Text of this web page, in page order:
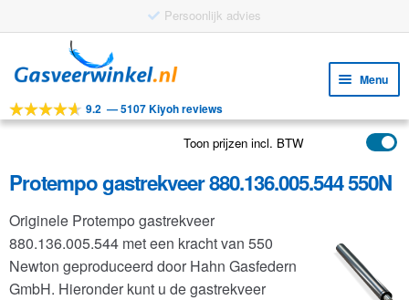
door
navigatie
naar
inhoud
Menu
Tools
Toepassingen
Klantenservice
FAQ
9.2 —5107 Kiyoh reviews
Toon prijzen incl. BTW
Protempo gastrekveer 880.136.005.544 550N
Originele Protempo gastrekveer
880.136.005.544 met een kracht van 550
Newton geproduceerd door Hahn Gasfedern
GmbH. Hieronder kunt u de gastrekveer